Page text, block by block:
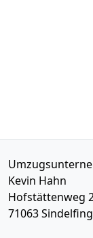
Kevin Hahn
Hofstättenweg
71063